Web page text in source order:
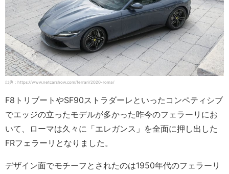
出典：https://www.netcarshow.com/ferrari/2020-roma/
F8トリブートやSF90ストラダーレといったコンペティシブ
でエッジの立ったモデルが多かった昨今のフェラーリにお
いて、ローマは久々に「エレガンス」を全面に押し出した
FRフェラーリとなりました。
デザイン面でモチーフとされたのは1950年代のフェラーリ